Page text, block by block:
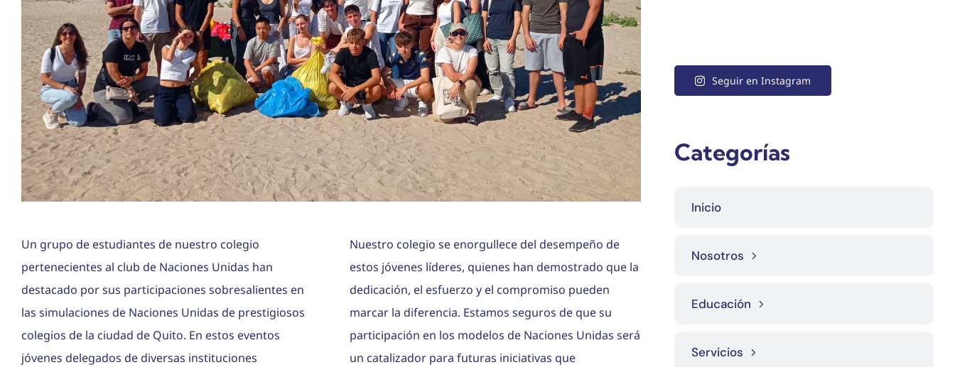
Un grupo de estudiantes de nuestro colegio
pertenecientes al club de Naciones Unidas han
destacado por sus participaciones sobresalientes en
las simulaciones de Naciones Unidas de prestigiosos
colegios de la ciudad de Quito. En estos eventos
jóvenes delegados de diversas instituciones
Nuestro colegio se enorgullece del desempeño de
estos jóvenes líderes, quienes han demostrado que la
dedicación, el esfuerzo y el compromiso pueden
marcar la diferencia. Estamos seguros de que su
participación en los modelos de Naciones Unidas será
un catalizador para futuras iniciativas que
Seguir en Instagram
Categorías
Inicio
Nosotros
Educación
Servicios